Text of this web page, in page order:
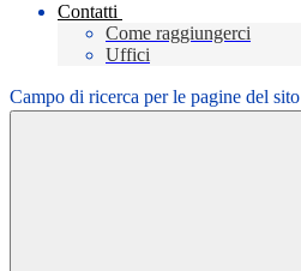
Contatti
Come raggiungerci
Uffici
Campo di ricerca per le pagine del sito